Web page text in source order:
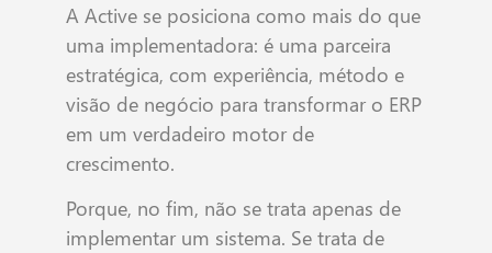
A Active se posiciona como mais do que
uma implementadora: é uma parceira
estratégica, com experiência, método e
visão de negócio para transformar o ERP
em um verdadeiro motor de
crescimento.
Porque, no fim, não se trata apenas de
implementar um sistema. Se trata de